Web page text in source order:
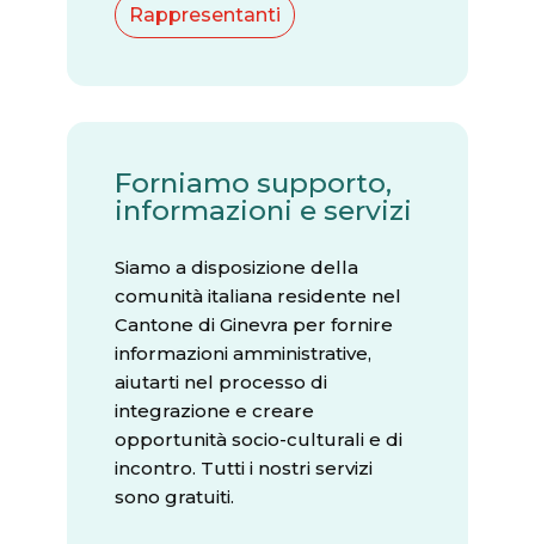
Rappresentanti
Forniamo supporto,
informazioni e servizi
Siamo a disposizione della
comunità italiana residente nel
Cantone di Ginevra per fornire
informazioni amministrative,
aiutarti nel processo di
integrazione e creare
opportunità socio-culturali e di
incontro. Tutti i nostri servizi
sono gratuiti.